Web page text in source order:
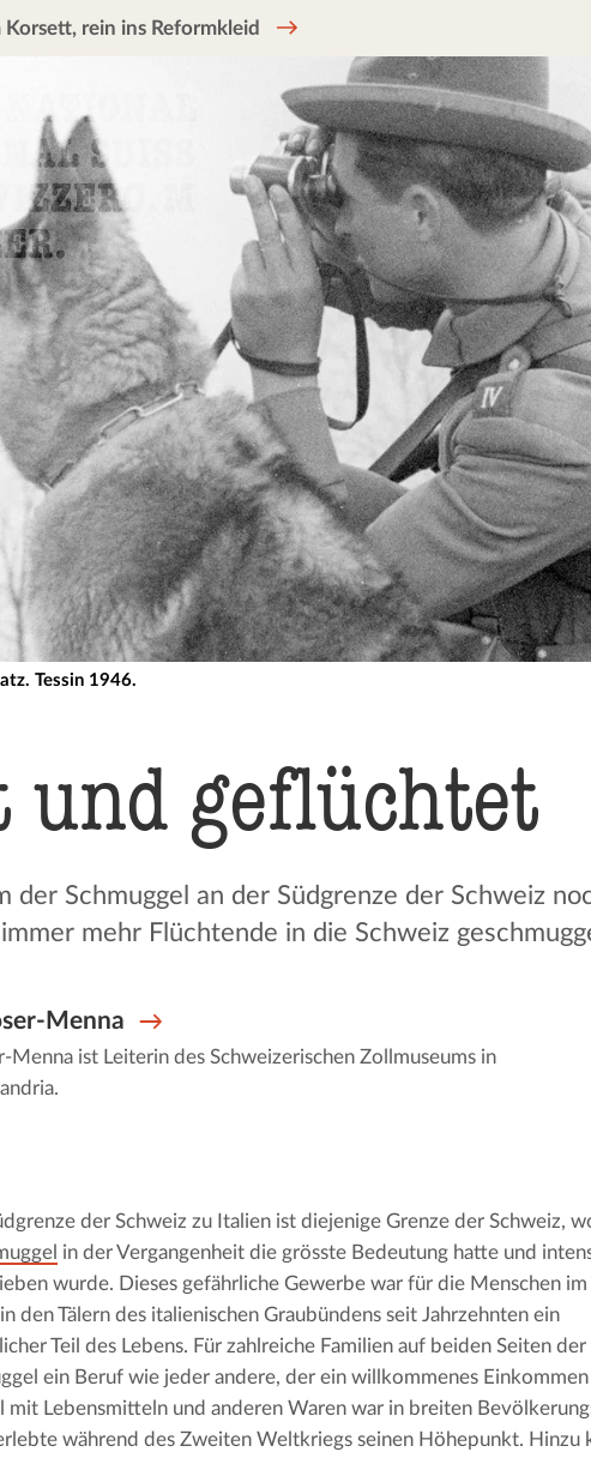
Korsett, rein ins Reformkleid
Tessin 1946.
und geflüchtet
der Schmuggel an der Südgrenze der Schweiz
mehr Flüchtende in die Schweiz
Menna
Menna ist Leiterin des Schweizerischen Zollmuseums in
in der Vergangenheit die grösste Bedeutung hatte und
wurde. Dieses gefährliche Gewerbe war für die Menschen im
den Tälern des italienischen Graubündens seit Jahrzehnten ein
Teil des Lebens. Für zahlreiche Familien auf beiden Seiten der
ein Beruf wie jeder andere, der ein willkommenes
mit Lebensmitteln und anderen Waren war in breiten
während des Zweiten Weltkriegs seinen Höhepunkt. Hinzu